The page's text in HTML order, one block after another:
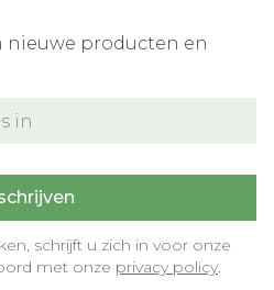
nieuwe producten en
schrijft u zich in voor onze
met onze privacy policy.